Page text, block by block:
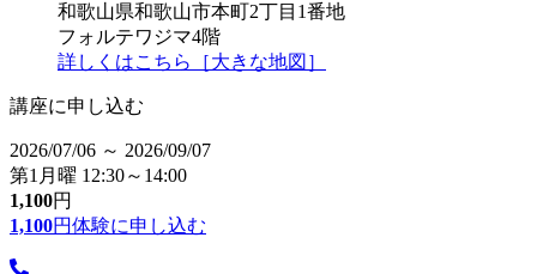
和歌山県和歌山市本町2丁目1番地
フォルテワジマ4階
詳しくはこちら［大きな地図］
講座に申し込む
2026/07/06 ～ 2026/09/07
第1月曜 12:30～14:00
1,100円
1,100円体験に申し込む